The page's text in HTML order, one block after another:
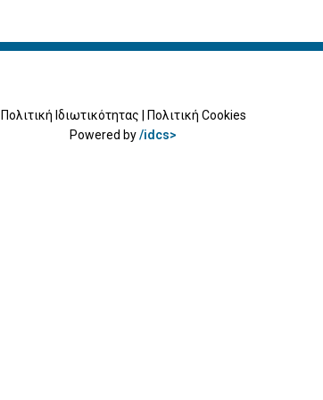
Πολιτική Ιδιωτικότητας
Πολιτική Cookies
Powered by/idcs>